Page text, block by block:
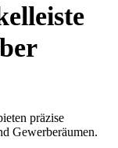
präzise
Gewerberäumen.